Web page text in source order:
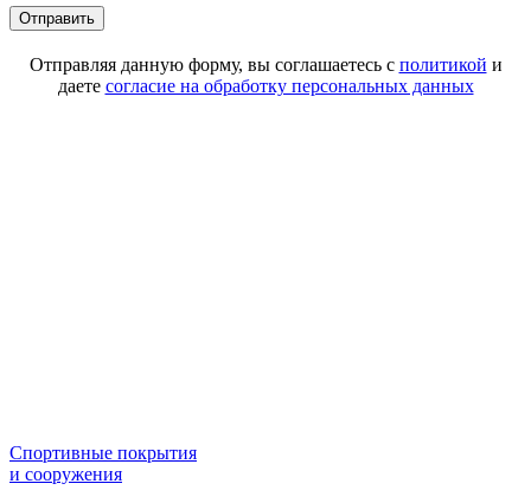
Отправляя данную форму, вы соглашаетесь с политикой и
даете согласие на обработку персональных данных
Спортивные покрытия
и сооружения